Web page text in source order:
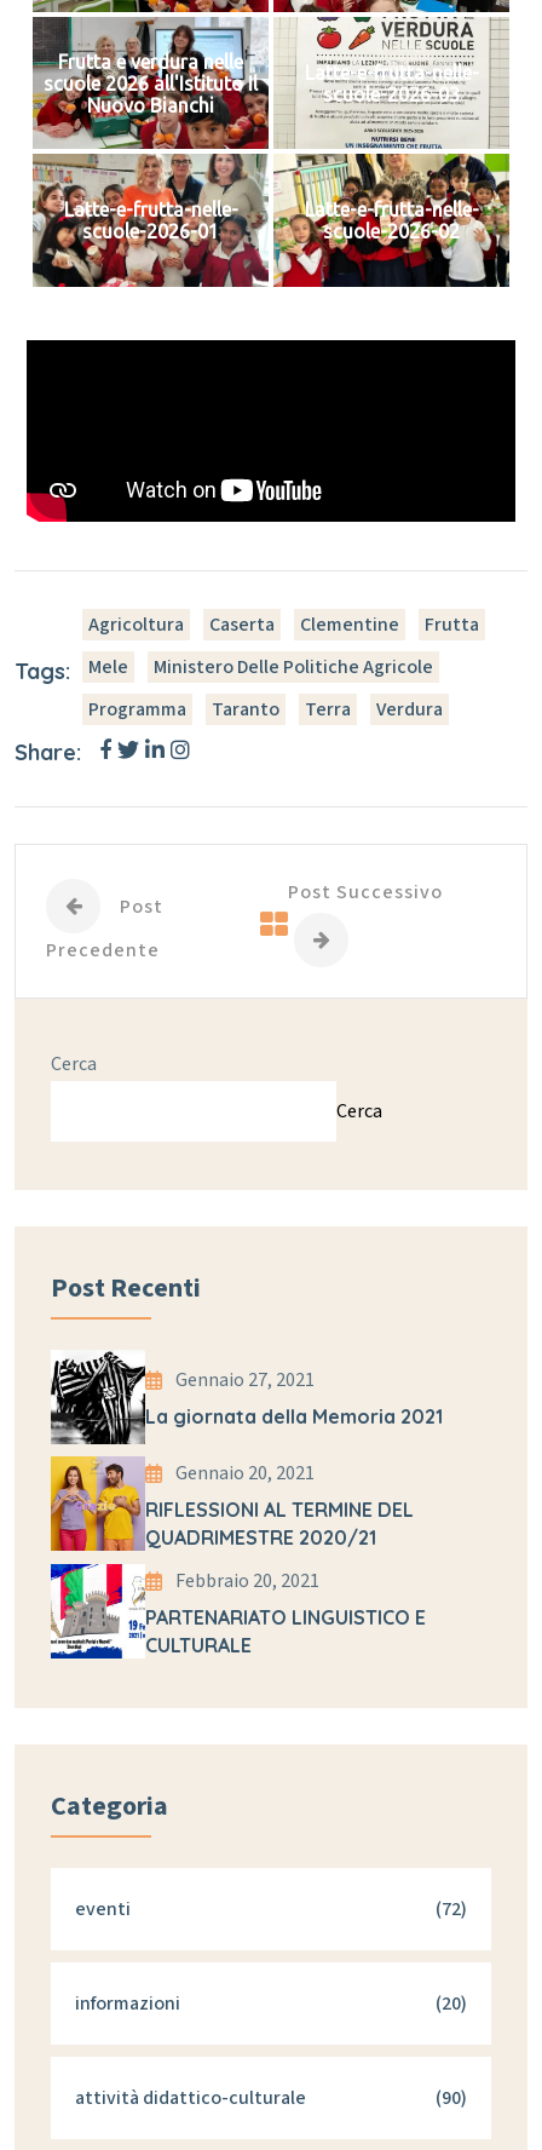
Frutta e verdura nelle
scuole 2026 all'Istituto Il
Nuovo Bianchi
Latte-e-frutta-nelle-
scuole-2026-03
Latte-e-frutta-nelle-
scuole-2026-01
Latte-e-frutta-nelle-
scuole-2026-02
Tags:
Agricoltura Caserta Clementine
Frutta
Mele
Ministero Delle Politiche Agricole
Programma
Taranto Terra Verdura
Share:
Post
Precedente
Post Successivo
Cerca
Cerca
Post Recenti
Gennaio 27, 2021
La giornata della Memoria 2021
Gennaio 20, 2021
RIFLESSIONI AL TERMINE DEL
QUADRIMESTRE 2020/21
Febbraio 20, 2021
PARTENARIATO LINGUISTICO E
CULTURALE
Categoria
eventi (72)
informazioni (20)
attività didattico-culturale (90)